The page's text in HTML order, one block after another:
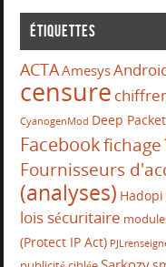
Étiquettes
ACTAAmesys
censure
CyanogenMod Deep
Facebookfichage
Fournisseurs
(analyses) Hadopi
lois sécuritaire
(Protect IP Act)